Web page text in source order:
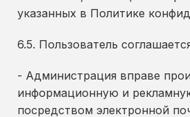
указанных в Политике
6.5. Пользователь
- Администрация вправе
информационную и
посредством электронной